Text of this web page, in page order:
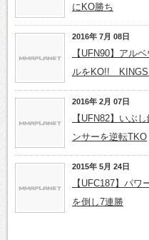
にKO勝ち
2016年 7月 08日
【UFN90】アル
ルをKO!! KINGS
2016年 2月 07日
【UFN82】いぶ
ンサーを逆転TKO
2015年 5月 24日
【UFC187】パ
を倒し7連勝